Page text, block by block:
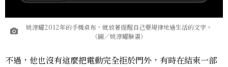
姚淳耀2012年的手機桌布，就放著提醒自己要規律地過生活的文字。
（圖／姚淳耀臉書）
不過，他也沒有這麼把電動完全拒於門外，有時在結束一部